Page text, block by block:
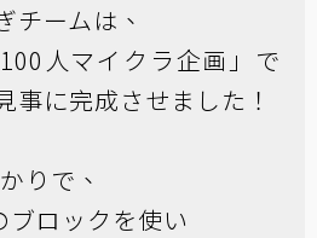
チームは、
人マイクラ企画」で
事に完成させました！
りで、
ロックを使い